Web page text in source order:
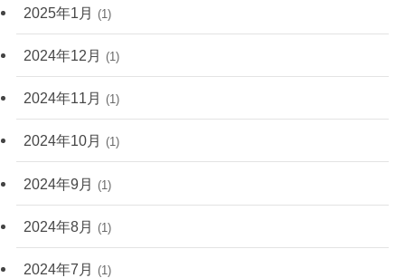
2025年1月 (1)
2024年12月 (1)
2024年11月 (1)
2024年10月 (1)
2024年9月 (1)
2024年8月 (1)
2024年7月 (1)